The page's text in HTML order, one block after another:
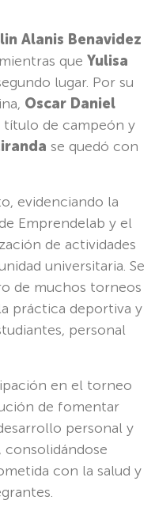
Alanis Benavidez
que Yulisa
lugar. Por su
Oscar Daniel
título de campeón y
se quedó con
evidenciando la
Emprendelab y el
de actividades
universitaria. Se
de muchos torneos
práctica deportiva y
personal
en el torneo
de fomentar
personal y
consolidándose
con la salud y